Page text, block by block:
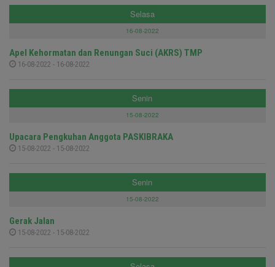
Selasa
16-08-2022
Apel Kehormatan dan Renungan Suci (AKRS) TMP
16-08-2022 - 16-08-2022
Senin
15-08-2022
Upacara Pengkuhan Anggota PASKIBRAKA
15-08-2022 - 15-08-2022
Senin
15-08-2022
Gerak Jalan
15-08-2022 - 15-08-2022